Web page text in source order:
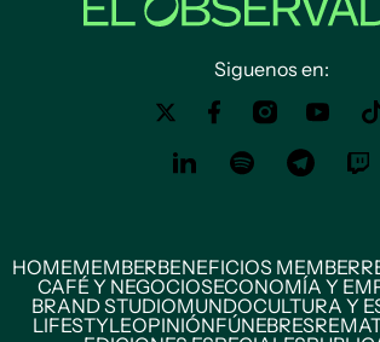
Siguenos en:
HOMEMEMBERBENEFICIOS MEMBER
CAFÉ Y NEGOCIOSECONOMÍA Y
BRAND STUDIOMUNDOCULTURA Y
LIFESTYLEOPINIÓNFÚNEBRES